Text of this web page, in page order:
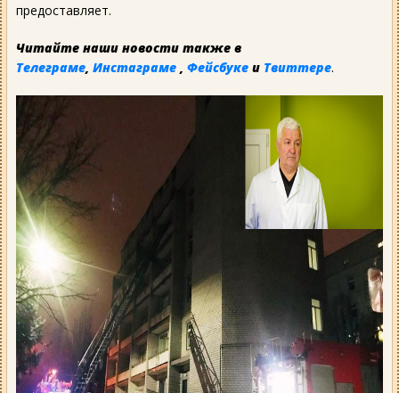
предоставляет.
Читайте наши новости также в
Телеграме Инстаграме Фейсбуке и Твиттере.